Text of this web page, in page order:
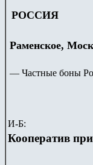
РОССИЯ
Раменское,
— Частные боны
И-Б:
Кооператив